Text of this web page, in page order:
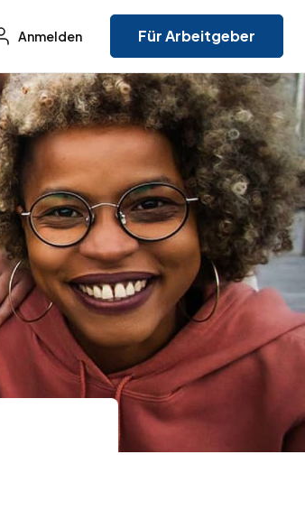
Anmelden Für Arbeitgeber